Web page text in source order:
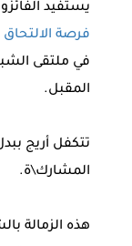
يستفيد الفائزون
فرصة
في ملتقى
المقبل.
المشارك\ة.
هذه الزمالة